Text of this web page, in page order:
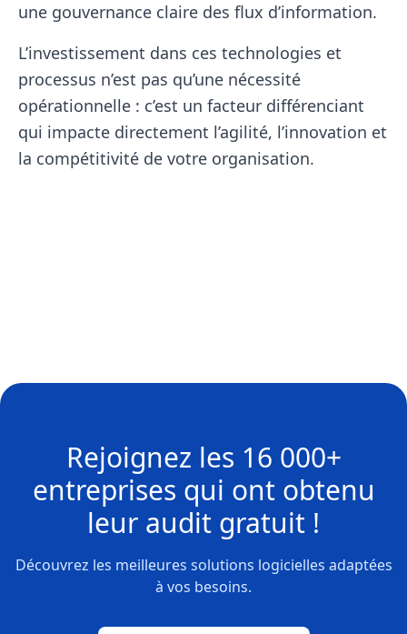
une gouvernance claire des flux d’information.
L’investissement dans ces technologies et
processus n’est pas qu’une nécessité
opérationnelle : c’est un facteur différenciant
qui impacte directement l’agilité, l’innovation et
la compétitivité de votre organisation.
Rejoignez les 16 000+
entreprises qui ont obtenu
leur audit gratuit !
Découvrez les meilleures solutions logicielles adaptées
à vos besoins.